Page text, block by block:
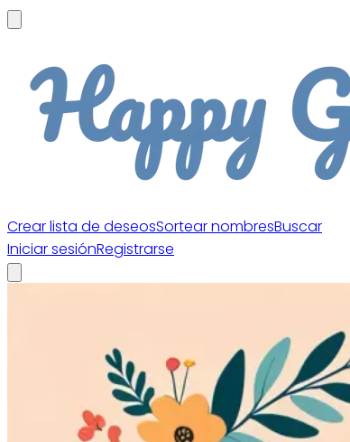
Crear lista de deseosSortear nombresBuscar
Iniciar sesiónRegistrarse